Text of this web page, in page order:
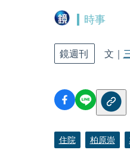
時事
鏡週刊 文｜
住院 柏原崇